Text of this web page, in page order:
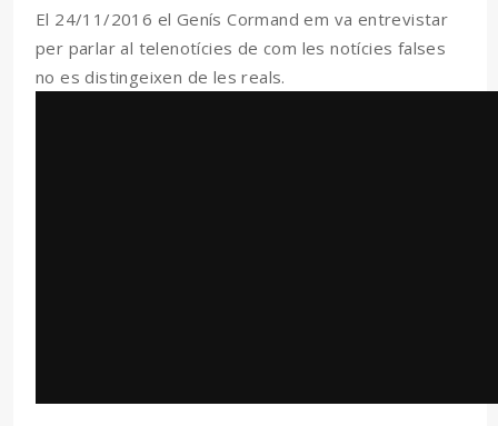
El 24/11/2016 el Genís Cormand em va entrevistar
per parlar al telenotícies de com les notícies falses
no es distingeixen de les reals.